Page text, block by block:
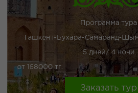
Программа тура
Ташкент-Бухара-Самаранд-
5 дней/ 4 ночи
от 168000 тг.
Заказать тур